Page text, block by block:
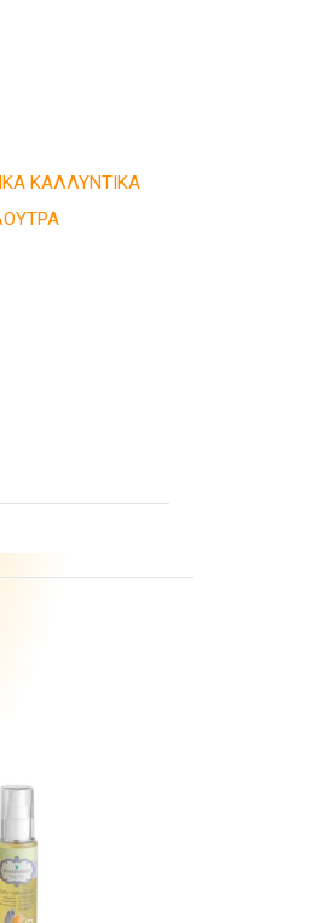
ΚΑΛΛΥΝΤΙΚΑ